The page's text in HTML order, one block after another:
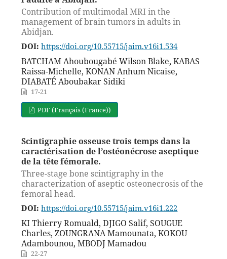
Contribution of multimodal MRI in the
management of brain tumors in adults in
Abidjan.
DOI: https://doi.org/10.55715/jaim.v16i1.534
BATCHAM Ahoubougabé Wilson Blake, KABAS
Raissa-Michelle, KONAN Anhum Nicaise,
DIABATÉ Aboubakar Sidiki
17-21
PDF (Français (France))
Scintigraphie osseuse trois temps dans la
caractérisation de l’ostéonécrose aseptique
de la tête fémorale.
Three-stage bone scintigraphy in the
characterization of aseptic osteonecrosis of the
femoral head.
DOI: https://doi.org/10.55715/jaim.v16i1.222
KI Thierry Romuald, DJIGO Salif, SOUGUE
Charles, ZOUNGRANA Mamounata, KOKOU
Adambounou, MBODJ Mamadou
22-27